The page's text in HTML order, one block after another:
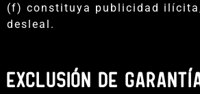
(f) constituya publicidad
desleal.
EXCLUSIÓN DE